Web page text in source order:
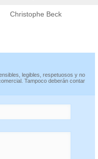
Christophe Beck
legibles, respetuosos y no
Tampoco deberán contar